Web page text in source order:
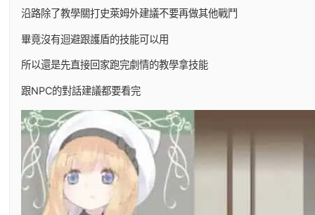
沿路除了教學關打史萊姆外建議不要再做其他戰鬥
畢竟沒有迴避跟護盾的技能可以用
所以還是先直接回家跑完劇情的教學拿技能
跟NPC的對話建議都要看完